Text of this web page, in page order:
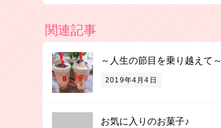
関連記事
～人生の節目を乗り越えて～
2019年4月4日
お気に入りのお菓子♪